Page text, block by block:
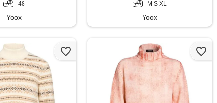
48
Yoox
M S XL
Yoox